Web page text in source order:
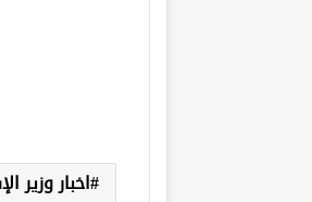
اخبار وزير